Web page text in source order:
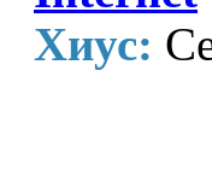
Хиус: